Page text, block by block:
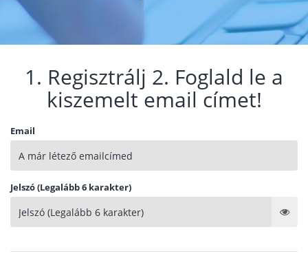
1. Regisztrálj 2. Foglald le a
kiszemelt email címet!
Email
Jelszó (Legalább 6 karakter)